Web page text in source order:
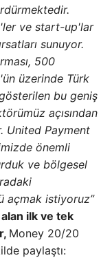
ve start-up'lar
sunuyor.
500
üzerinde Türk
gösterilen bu geniş
açısından
United Payment
önemli
ve bölgesel
açmak istiyoruz”
alan ilk ve tek
Money 20/20
paylaştı: